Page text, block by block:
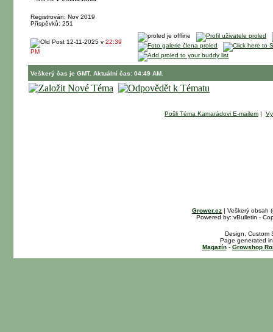
Registrován: Nov 2019
Příspěvků: 251
12-11-2025 v 22:39
PM
Veškerý čas je GMT. Aktuální čas: 04:49 AM.
Pošli Téma Kamarádovi E-mailem |
Grower.cz | Veškerý obsah
Powered by: vBulletin -
Design, Custom
Page generated
Magazín- Growshop